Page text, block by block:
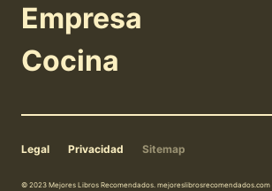
Empresa
Cocina
Legal Privacidad Sitemap
© 2023 Mejores Libros Recomendados.